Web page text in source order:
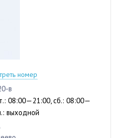
258-32-56
номер
в
08:00—21:00, сб.: 08:00—
выходной